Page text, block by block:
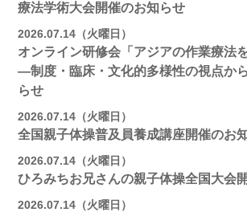
療法学術大会開催のお知らせ
2026.07.14（火曜日）
オンライン研修会「アジアの作業療法
―制度・臨床・文化的多様性の視点か
らせ
2026.07.14（火曜日）
全国親子体操普及員養成講座開催のお
2026.07.14（火曜日）
ひろみちお兄さんの親子体操全国大会
2026.07.14（火曜日）